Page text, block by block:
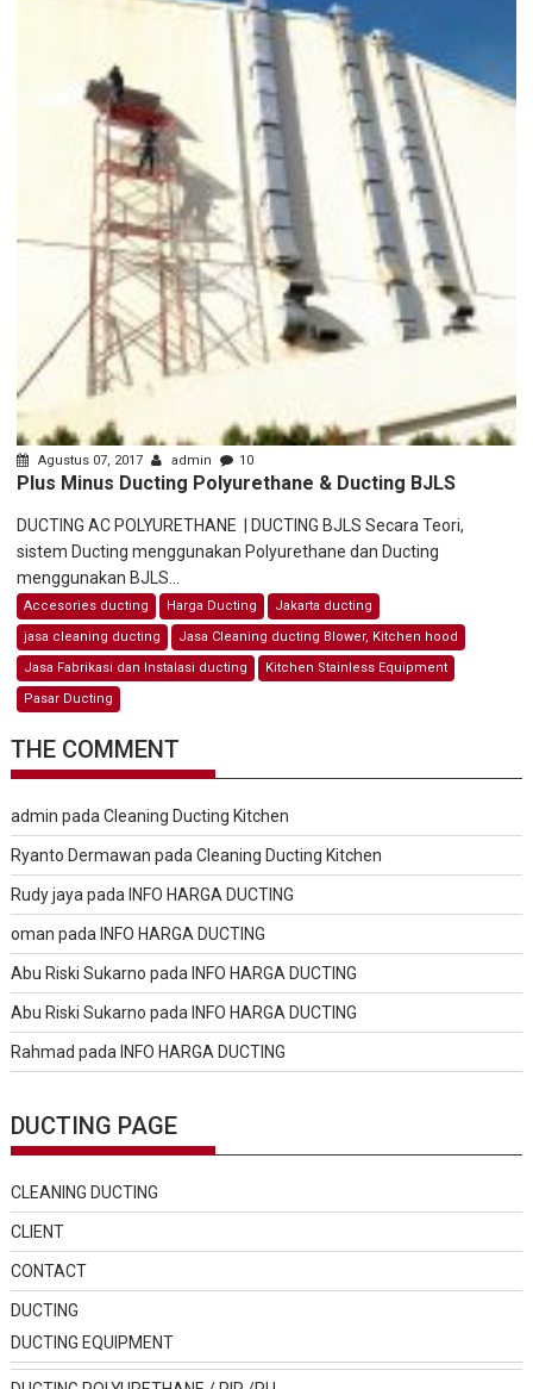
Agustus 07, 2017 admin 10
Plus Minus Ducting Polyurethane & Ducting BJLS
DUCTING AC POLYURETHANE | DUCTING BJLS Secara Teori,
sistem Ducting menggunakan Polyurethane dan Ducting
menggunakan BJLS...
Accesories ducting Harga Ducting
Jakarta ducting
jasa cleaning ducting
Jasa Cleaning ducting Blower, Kitchen hood
Jasa Fabrikasi dan Instalasi ducting
Kitchen Stainless Equipment
Pasar Ducting
THE COMMENT
admin padaCleaning Ducting Kitchen
Ryanto Dermawan padaCleaning Ducting Kitchen
Rudy jaya padaINFO HARGA DUCTING
oman padaINFO HARGA DUCTING
Abu Riski Sukarno padaINFO HARGA DUCTING
Abu Riski Sukarno padaINFO HARGA DUCTING
Rahmad padaINFO HARGA DUCTING
DUCTING PAGE
CLEANING DUCTING
CLIENT
CONTACT
DUCTING
DUCTING EQUIPMENT